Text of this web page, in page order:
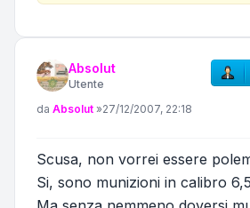
Absolut
Utente
Messaggio
da Absolut »27/12/2007, 22:18
Scusa, non vorrei essere
Si, sono munizioni in calibro